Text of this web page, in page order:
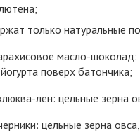
только натуральные
масло-шоколад:
поверх батончика;
лен: цельные зерна
цельные зерна